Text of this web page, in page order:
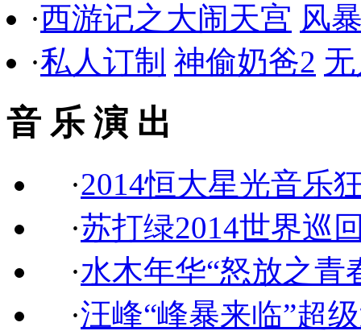
·西游记之大闹天宫 风
·私人订制 神偷奶爸2
音 乐 演 出
·2014恒大星光音乐
·苏打绿2014世界巡
·水木年华“怒放之青
·汪峰“峰暴来临”超